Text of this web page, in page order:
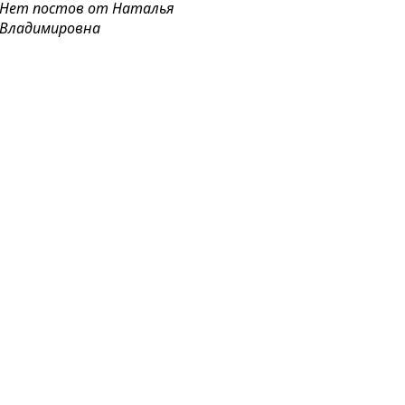
Нет постов от Наталья
Владимировна